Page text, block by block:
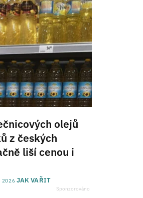
olejů
z českých
liší cenou i
2026 JAK VAŘIT